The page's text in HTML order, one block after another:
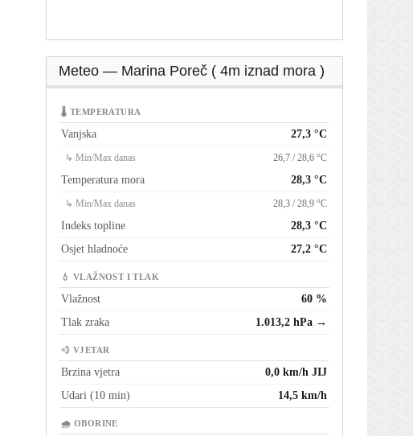
Meteo — Marina Poreč ( 4m iznad mora )
🌡 TEMPERATURA
Vanjska 27,3 °C
↳ Min/Max danas 26,7 / 28,6 °C
Temperatura mora 28,3 °C
↳ Min/Max danas 28,3 / 28,9 °C
Indeks topline
28,3 °C
Osjet hladnoće
27,2 °C
💧 VLAŽNOST I TLAK
Vlažnost
60 %
Tlak zraka
1.013,2 hPa →
💨 VJETAR
Brzina vjetra
0,0 km/h JIJ
Udari (10 min)
14,5 km/h
🌧 OBORINE